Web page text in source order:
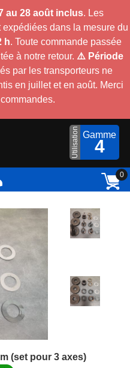
au 28 août inclus. Les
dans la mesure du
h. Toute commande passée
à notre retour. ⚠️ Période
par les transporteurs ne
en juillet et en août. Merci
0
(set pour 3 axes)
Utilisation Gamme
4